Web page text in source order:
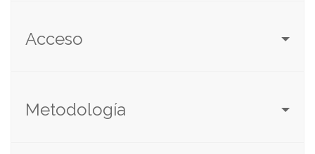
Acceso
Metodología